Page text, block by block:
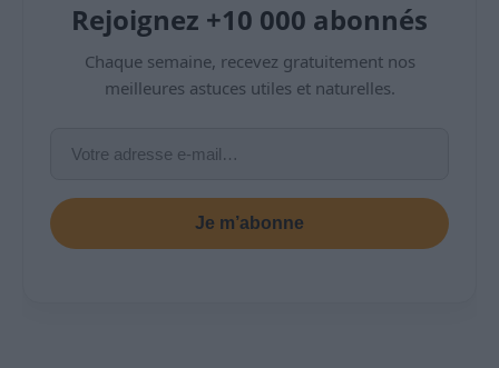
Rejoignez +10 000 abonnés
Chaque semaine, recevez gratuitement nos
meilleures astuces utiles et naturelles.
Je m’abonne